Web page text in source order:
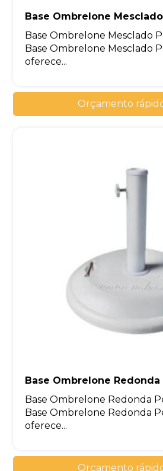
Base Ombrelone
Base Ombrelone Mesclado
Base Ombrelone Mesclado
oferece...
Orçamento
Base Ombrelone
Base Ombrelone Redonda
Base Ombrelone Redonda
oferece...
Orçamento